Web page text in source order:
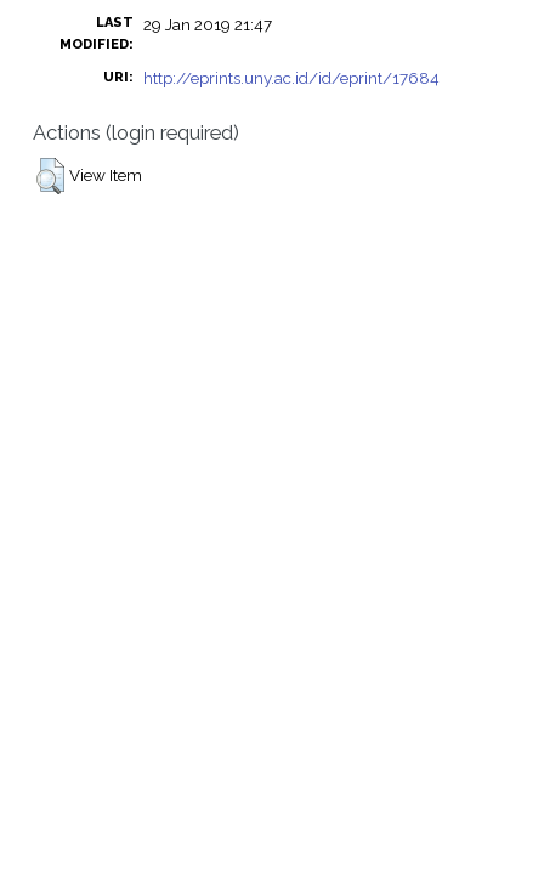
LAST
MODIFIED:
29 Jan 2019 21:47
URI: http://eprints.uny.ac.id/id/eprint/17684
Actions (login required)
View Item